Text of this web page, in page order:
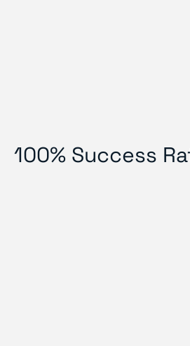
100% Success